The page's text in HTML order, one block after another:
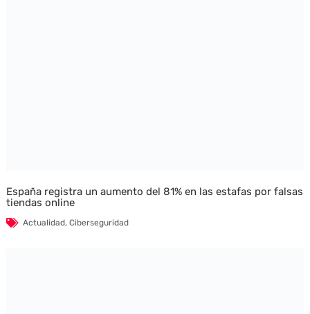
España registra un aumento del 81% en las estafas por falsas
tiendas online
Actualidad, Ciberseguridad